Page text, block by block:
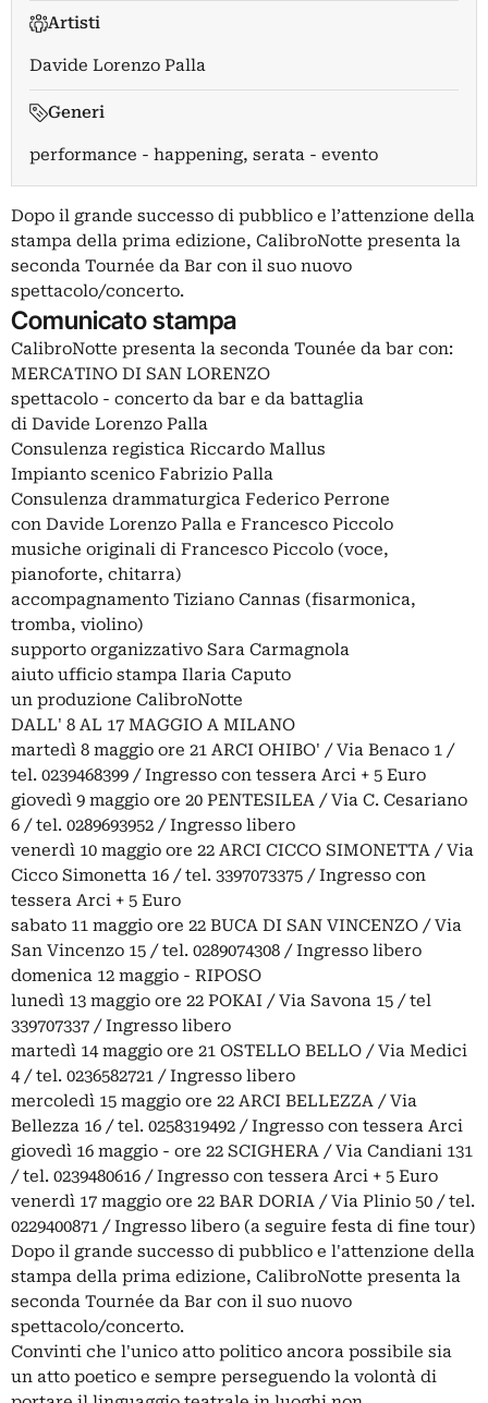
Artisti
Davide Lorenzo Palla
Generi
performance - happening, serata - evento
Dopo il grande successo di pubblico e l’attenzione della
stampa della prima edizione, CalibroNotte presenta la
seconda Tournée da Bar con il suo nuovo
spettacolo/concerto.
Comunicato stampa
CalibroNotte presenta la seconda Tounée da bar con:
MERCATINO DI SAN LORENZO
spettacolo - concerto da bar e da battaglia
di Davide Lorenzo Palla
Consulenza registica Riccardo Mallus
Impianto scenico Fabrizio Palla
Consulenza drammaturgica Federico Perrone
con Davide Lorenzo Palla e Francesco Piccolo
musiche originali di Francesco Piccolo (voce,
pianoforte, chitarra)
accompagnamento Tiziano Cannas (fisarmonica,
tromba, violino)
supporto organizzativo Sara Carmagnola
aiuto ufficio stampa Ilaria Caputo
un produzione CalibroNotte
DALL' 8 AL 17 MAGGIO A MILANO
martedì 8 maggio ore 21 ARCI OHIBO' / Via Benaco 1 /
tel. 0239468399 / Ingresso con tessera Arci + 5 Euro
giovedì 9 maggio ore 20 PENTESILEA / Via C. Cesariano
6 / tel. 0289693952 / Ingresso libero
venerdì 10 maggio ore 22 ARCI CICCO SIMONETTA / Via
Cicco Simonetta 16 / tel. 3397073375 / Ingresso con
tessera Arci + 5 Euro
sabato 11 maggio ore 22 BUCA DI SAN VINCENZO / Via
San Vincenzo 15 / tel. 0289074308 / Ingresso libero
domenica 12 maggio - RIPOSO
lunedì 13 maggio ore 22 POKAI / Via Savona 15 / tel
339707337 / Ingresso libero
martedì 14 maggio ore 21 OSTELLO BELLO / Via Medici
4 / tel. 0236582721 / Ingresso libero
mercoledì 15 maggio ore 22 ARCI BELLEZZA / Via
Bellezza 16 / tel. 0258319492 / Ingresso con tessera Arci
giovedì 16 maggio - ore 22 SCIGHERA / Via Candiani 131
/ tel. 0239480616 / Ingresso con tessera Arci + 5 Euro
venerdì 17 maggio ore 22 BAR DORIA / Via Plinio 50 / tel.
0229400871 / Ingresso libero (a seguire festa di fine tour)
Dopo il grande successo di pubblico e l'attenzione della
stampa della prima edizione, CalibroNotte presenta la
seconda Tournée da Bar con il suo nuovo
spettacolo/concerto.
Convinti che l'unico atto politico ancora possibile sia
un atto poetico e sempre perseguendo la volontà di